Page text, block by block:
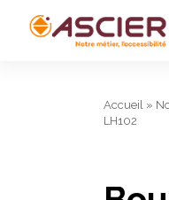
Accueil »
LH102